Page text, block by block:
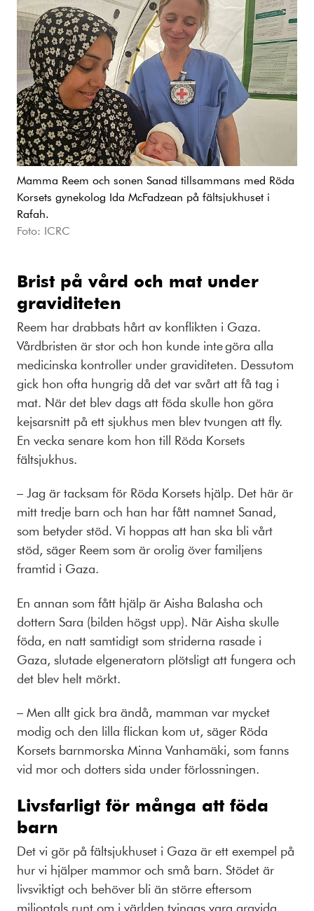
kundvagn.
Mamma Reem och sonen Sanad tillsammans med Röda
Korsets gynekolog Ida McFadzean på fältsjukhuset i
Rafah.
Foto: ICRC
Brist på vård och mat under
graviditeten
Reem har drabbats hårt av konflikten i Gaza.
Vårdbristen är stor och hon kunde inte göra alla
medicinska kontroller under graviditeten. Dessutom
gick hon ofta hungrig då det var svårt att få tag i
mat. När det blev dags att föda skulle hon göra
kejsarsnitt på ett sjukhus men blev tvungen att fly.
En vecka senare kom hon till Röda Korsets
fältsjukhus.
– Jag är tacksam för Röda Korsets hjälp. Det här är
mitt tredje barn och han har fått namnet Sanad,
som betyder stöd. Vi hoppas att han ska bli vårt
stöd, säger Reem som är orolig över familjens
framtid i Gaza.
En annan som fått hjälp är Aisha Balasha och
dottern Sara (bilden högst upp). När Aisha skulle
föda, en natt samtidigt som striderna rasade i
Gaza, slutade elgeneratorn plötsligt att fungera och
det blev helt mörkt.
– Men allt gick bra ändå, mamman var mycket
modig och den lilla flickan kom ut, säger Röda
Korsets barnmorska Minna Vanhamäki, som fanns
vid mor och dotters sida under förlossningen.
Livsfarligt för många att föda
barn
Det vi gör på fältsjukhuset i Gaza är ett exempel på
hur vi hjälper mammor och små barn. Stödet är
livsviktigt och behöver bli än större eftersom
miljontals runt om i världen tvingas vara gravida